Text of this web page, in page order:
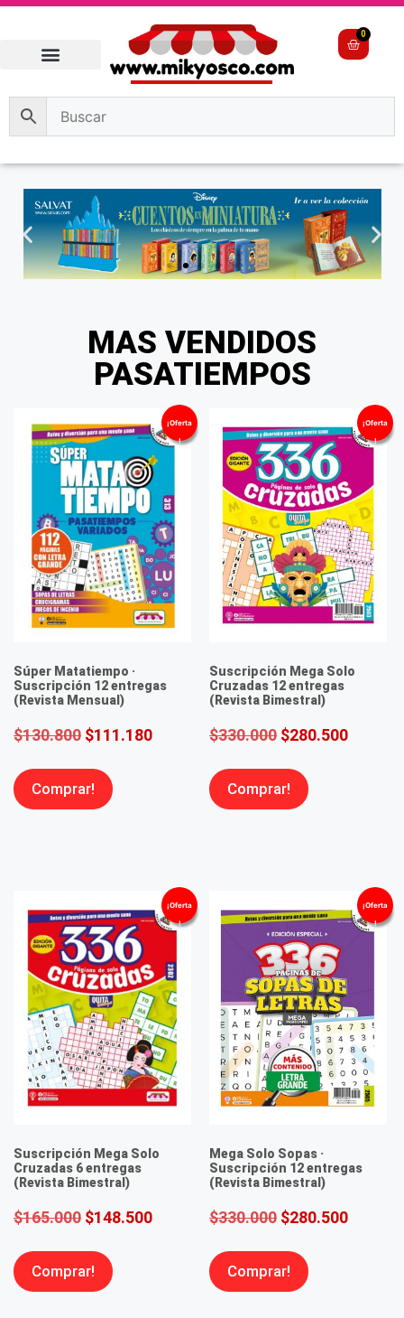
0
MAS VENDIDOS
PASATIEMPOS
¡Oferta
!
Súper Matatiempo ·
Suscripción 12 entregas
(Revista Mensual)
$130.800 $111.180
Comprar!
¡Oferta
!
Suscripción Mega Solo
Cruzadas 12 entregas
(Revista Bimestral)
$330.000 $280.500
Comprar!
¡Oferta
!
Suscripción Mega Solo
Cruzadas 6 entregas
(Revista Bimestral)
$165.000 $148.500
Comprar!
¡Oferta
!
Mega Solo Sopas ·
Suscripción 12 entregas
(Revista Bimestral)
$330.000 $280.500
Comprar!